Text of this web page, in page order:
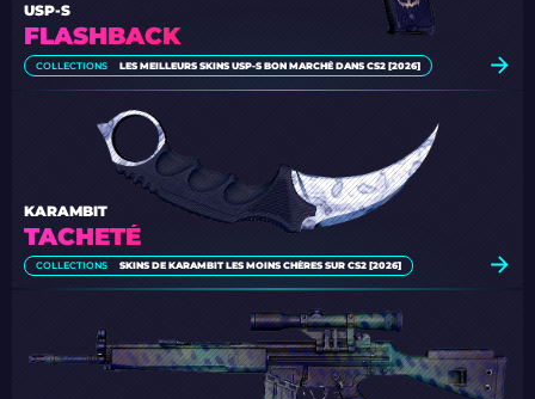
FLASHBACK
USP-S
COLLECTIONS LES MEILLEURS SKINS USP-S BON MARCHÉ DANS CS2 [2026]
TACHETÉ
KARAMBIT
COLLECTIONS SKINS DE KARAMBIT LES MOINS CHÈRES SUR CS2 [2026]